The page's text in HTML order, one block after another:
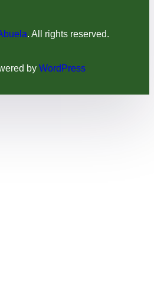
. All rights reserved.
by WordPress